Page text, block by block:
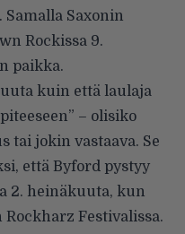
Saxonin
Rockissa 9.
paikka.
kuin että laulaja
– olisiko
tai jokin vastaava. Se
että Byford pystyy
2. heinäkuuta, kun
Rockharz Festivalissa.